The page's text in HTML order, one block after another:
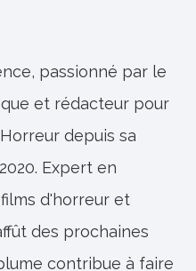
passionné par le
et rédacteur pour
depuis sa
Expert en
d'horreur et
des prochaines
contribue à faire